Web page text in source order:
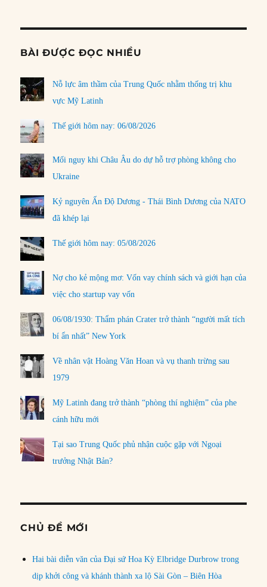
BÀI ĐƯỢC ĐỌC NHIỀU
Nỗ lực âm thầm của Trung Quốc nhằm thống trị khu
vực Mỹ Latinh
Thế giới hôm nay: 06/08/2026
Mối nguy khi Châu Âu do dự hỗ trợ phòng không cho
Ukraine
Kỷ nguyên Ấn Độ Dương - Thái Bình Dương của NATO
đã khép lại
Thế giới hôm nay: 05/08/2026
Nợ cho kẻ mộng mơ: Vốn vay chính sách và giới hạn của
việc cho startup vay vốn
06/08/1930: Thẩm phán Crater trở thành “người mất tích
bí ẩn nhất” New York
Về nhân vật Hoàng Văn Hoan và vụ thanh trừng sau
1979
Mỹ Latinh đang trở thành “phòng thí nghiệm” của phe
cánh hữu mới
Tại sao Trung Quốc phủ nhận cuộc gặp với Ngoại
trưởng Nhật Bản?
CHỦ ĐỀ MỚI
Hai bài diễn văn của Đại sứ Hoa Kỳ Elbridge Durbrow trong
dịp khởi công và khánh thành xa lộ Sài Gòn – Biên Hòa